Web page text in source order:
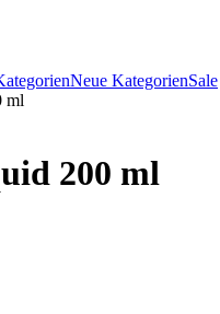
Neue KategorienSale
ml
200 ml